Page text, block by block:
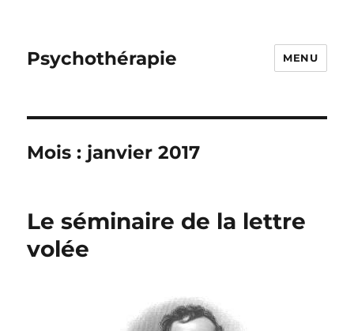
Psychothérapie MENU
Mois : janvier 2017
Le séminaire de la lettre
volée